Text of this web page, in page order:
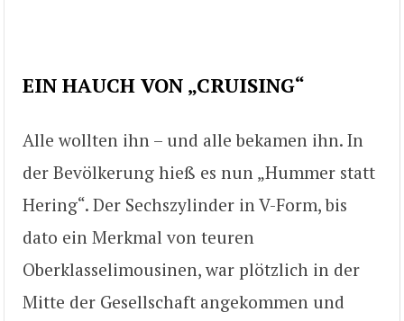
EIN HAUCH VON „CRUISING“
Alle wollten ihn – und alle bekamen ihn. In
der Bevölkerung hieß es nun „Hummer statt
Hering“. Der Sechszylinder in V-Form, bis
dato ein Merkmal von teuren
Oberklasselimousinen, war plötzlich in der
Mitte der Gesellschaft angekommen und